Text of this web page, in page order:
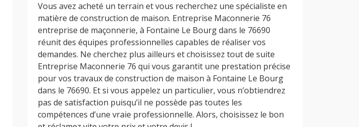
Vous avez acheté un terrain et vous recherchez une spécialiste en
matière de construction de maison. Entreprise Maconnerie 76
entreprise de maçonnerie, à Fontaine Le Bourg dans le 76690
réunit des équipes professionnelles capables de réaliser vos
demandes. Ne cherchez plus ailleurs et choisissez tout de suite
Entreprise Maconnerie 76 qui vous garantit une prestation précise
pour vos travaux de construction de maison à Fontaine Le Bourg
dans le 76690. Et si vous appelez un particulier, vous n’obtiendrez
pas de satisfaction puisqu’il ne possède pas toutes les
compétences d’une vraie professionnelle. Alors, choisissez le bon